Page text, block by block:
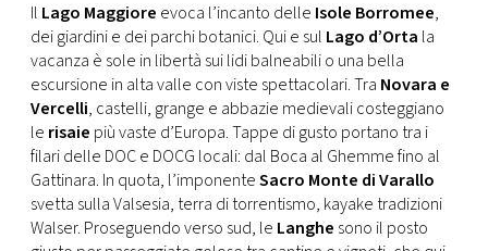
Il Lago Maggiore evoca l’incanto delle Isole Borromee,
dei giardini e dei parchi botanici. Qui e sul Lago d’Orta la
vacanza è sole in libertà sui lidi balneabili o una bella
escursione in alta valle con viste spettacolari. Tra Novara e
Vercelli, castelli, grange e abbazie medievali costeggiano
le risaie più vaste d’Europa. Tappe di gusto portano tra i
filari delle DOC e DOCG locali: dal Boca al Ghemme fino al
Gattinara. In quota, l’imponenteSacro Monte di Varallo
svetta sulla Valsesia, terra di torrentismo, kayake tradizioni
Walser. Proseguendo verso sud, le Langhe sono il posto